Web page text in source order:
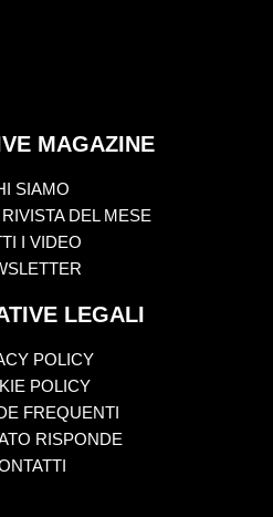
MAGAZINE
SIAMO
DEL MESE
I VIDEO
LEGALI
POLICY
POLICY
FREQUENTI
RISPONDE